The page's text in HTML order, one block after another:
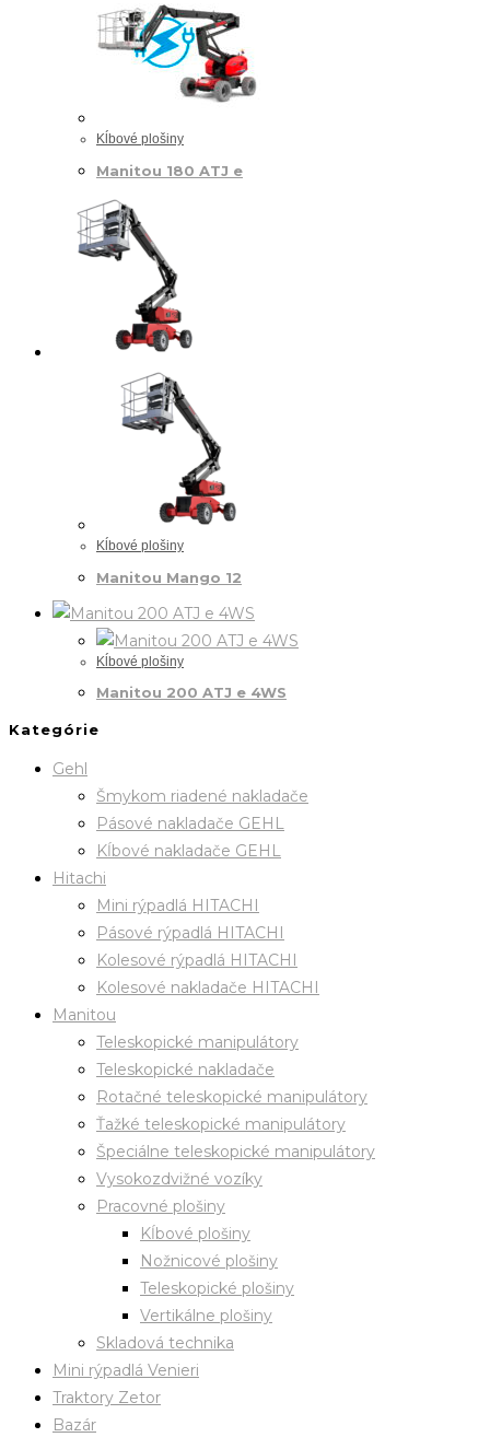
Kĺbové plošiny
Manitou 180 ATJ e
Kĺbové plošiny
Manitou Mango 12
Kĺbové plošiny
Manitou 200 ATJ e 4WS
Kategórie
Gehl
Šmykom riadené nakladače
Pásové nakladače GEHL
Kĺbové nakladače GEHL
Hitachi
Mini rýpadlá HITACHI
Pásové rýpadlá HITACHI
Kolesové rýpadlá HITACHI
Kolesové nakladače HITACHI
Manitou
Teleskopické manipulátory
Teleskopické nakladače
Rotačné teleskopické manipulátory
Ťažké teleskopické manipulátory
Špeciálne teleskopické manipulátory
Vysokozdvižné vozíky
Pracovné plošiny
Kĺbové plošiny
Nožnicové plošiny
Teleskopické plošiny
Vertikálne plošiny
Skladová technika
Mini rýpadlá Venieri
Traktory Zetor
Bazár